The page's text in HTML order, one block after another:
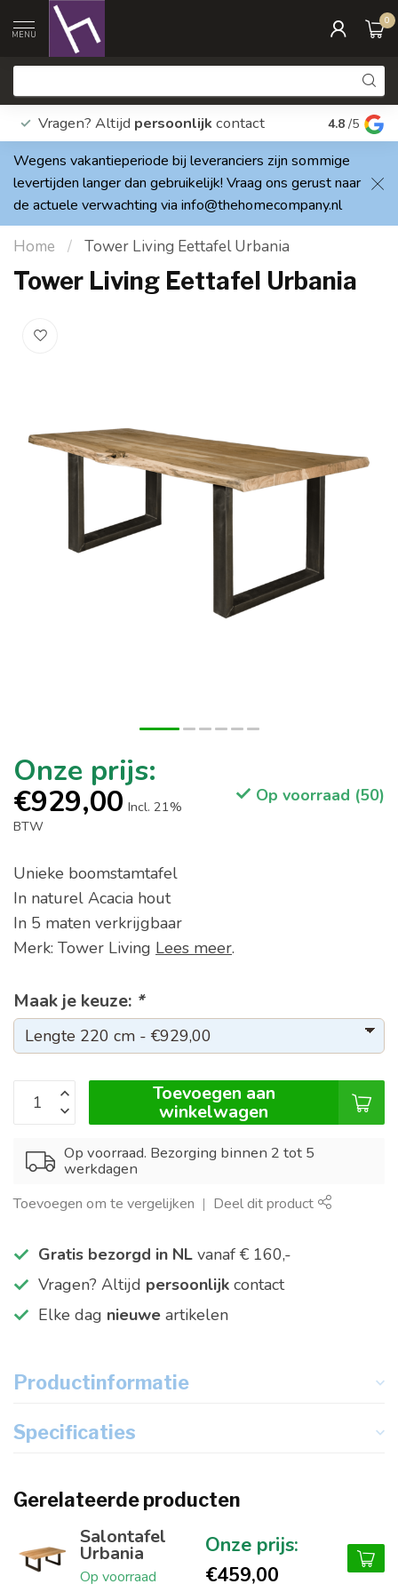
MENU
0
Vragen? Altijd persoonlijk contact Elke dag
4.8 /5
Wegens vakantieperiode bij leveranciers zijn sommige
levertijden langer dan gebruikelijk! Vraag ons gerust naar
de actuele verwachting via info@thehomecompany.nl
Home / Tower Living Eettafel Urbania
Tower Living Eettafel Urbania
€929,00 Incl. 21%
BTW
Op voorraad (50)
Unieke boomstamtafel
In naturel Acacia hout
In 5 maten verkrijgbaar
Merk: Tower Living Lees meer.
Maak je keuze: *
Toevoegen aan
winkelwagen
Op voorraad. Bezorging binnen 2 tot 5
werkdagen
Toevoegen om te vergelijken Deel dit product
Gratis bezorgd in NL vanaf € 160,-
Vragen? Altijd persoonlijk contact
Elke dag nieuwe artikelen
Productinformatie
Specificaties
Gerelateerde producten
Salontafel
Urbania
Op voorraad €459,00